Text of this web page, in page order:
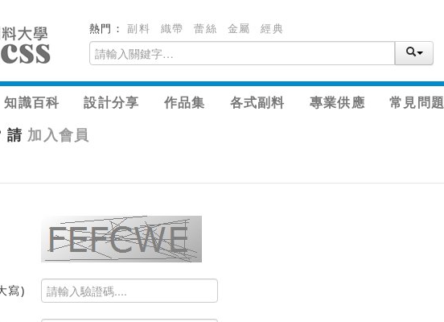
熱門：副料 織帶 蕾絲 金屬 經典
知識百科 設計分享 作品集 各式副料 專業供應 常見問題
請 加入會員
寫)